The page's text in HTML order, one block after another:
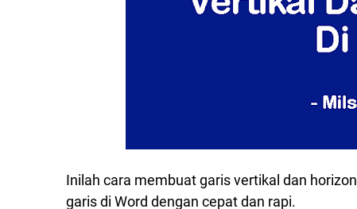
Inilah cara membuat garis vertikal dan
garis di Word dengan cepat dan rapi.